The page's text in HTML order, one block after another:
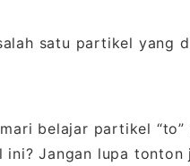
satu partikel yang
belajar partikel
ini? Jangan lupa tonton